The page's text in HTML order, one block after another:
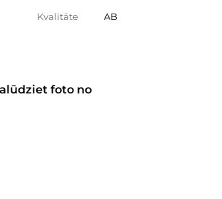
Kvalitāte AB
foto no